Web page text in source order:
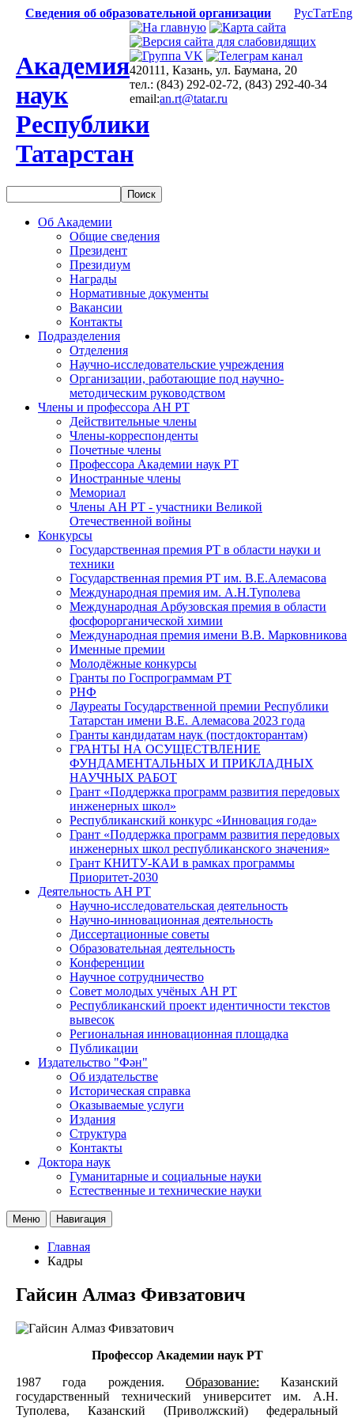
Сведения об образовательной организации РусТатEng
Академия
наук
Республики
Татарстан
420111, Казань, ул. Баумана, 20
тел.: (843) 292-02-72, (843) 292-40-34
email:an.rt@tatar.ru
Об Академии
Общие сведения
Президент
Президиум
Награды
Нормативные документы
Вакансии
Контакты
Подразделения
Отделения
Научно-исследовательские учреждения
Организации, работающие под научно-
методическим руководством
Члены и профессора АН РТ
Действительные члены
Члены-корреспонденты
Почетные члены
Профессора Академии наук РТ
Иностранные члены
Мемориал
Члены АН РТ - участники Великой
Отечественной войны
Конкурсы
Государственная премия РТ в области науки и
техники
Государственная премия РТ им. В.Е.Алемасова
Международная премия им. А.Н.Туполева
Международная Арбузовская премия в области
фосфорорганической химии
Международная премия имени В.В. Марковникова
Именные премии
Молодёжные конкурсы
Гранты по Госпрограммам РТ
РНФ
Лауреаты Государственной премии Республики
Татарстан имени В.Е. Алемасова 2023 года
Гранты кандидатам наук (постдокторантам)
ГРАНТЫ НА ОСУЩЕСТВЛЕНИЕ
ФУНДАМЕНТАЛЬНЫХ И ПРИКЛАДНЫХ
НАУЧНЫХ РАБОТ
Грант «Поддержка программ развития передовых
инженерных школ»
Республиканский конкурс «Инновация года»
Грант «Поддержка программ развития передовых
инженерных школ республиканского значения»
Грант КНИТУ-КАИ в рамках программы
Приоритет-2030
Деятельность АН РТ
Научно-исследовательская деятельность
Научно-инновационная деятельность
Диссертационные советы
Образовательная деятельность
Конференции
Научное сотрудничество
Совет молодых учёных АН РТ
Республиканский проект идентичности текстов
вывесок
Региональная инновационная площадка
Публикации
Издательство "Фән"
Об издательстве
Историческая справка
Оказываемые услуги
Издания
Структура
Контакты
Доктора наук
Гуманитарные и социальные науки
Естественные и технические науки
Меню Навигация
Главная
Кадры
Гайсин Алмаз Фивзатович
Профессор Академии наук РТ
1987 года рождения. Образование: Казанский
государственный технический университет им. А.Н.
Туполева, Казанский (Приволжский) федеральный